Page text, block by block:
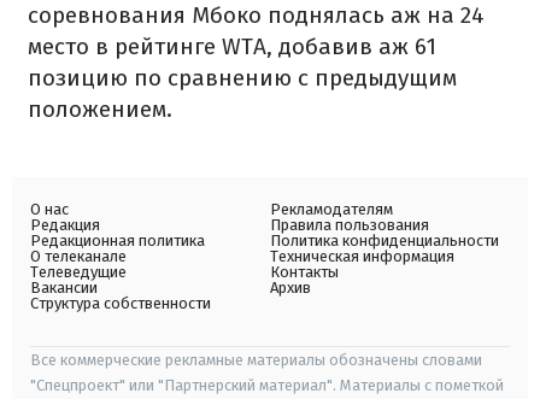
соревнования Мбоко поднялась аж на 24
место в рейтинге WTA, добавив аж 61
позицию по сравнению с предыдущим
положением.
О нас
Редакция
Редакционная политика
О телеканале
Телеведущие
Вакансии
Структура собственности
Рекламодателям
Правила пользования
Политика конфиденциальности
Техническая информация
Контакты
Архив
Все коммерческие рекламные материалы обозначены словами
"Спецпроект" или "Партнерский материал". Материалы с пометкой